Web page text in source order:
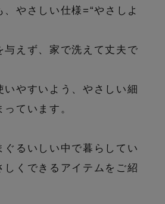
買えないアイテム
ドシルエット
載
ニック
ェストポーチ
ー・ケープ
ース・タブレットケース
リー
レット
ー
ログアウト
やさしい仕様=“やさしよ
与えず、家で洗えて丈夫で
いやすいよう、やさしい細
ています。
ぐるいしい中で暮らしてい
しくできるアイテムをご紹